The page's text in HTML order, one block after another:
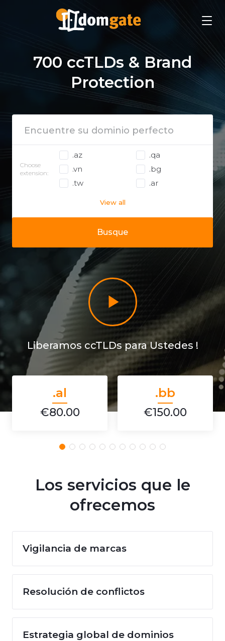
700 ccTLDs & Brand
Protection
Busque
Choose
extension:
.az
.qa
.vn
.bg
.tw
.ar
View all
Liberamos ccTLDs para Ustedes !
.al
€80.00
.bb
€150.00
Los servicios que le
ofrecemos
Vigilancia de marcas
Resolución de conflictos
Estrategia global de dominios